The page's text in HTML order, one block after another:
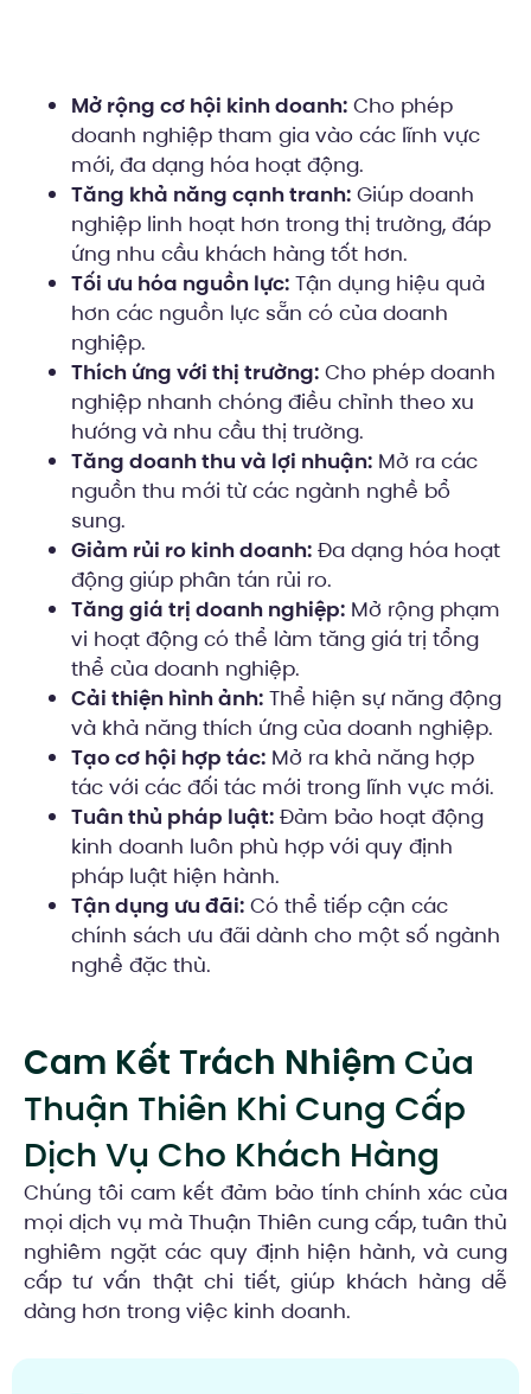
Mở rộng cơ hội kinh doanh: Cho phép
doanh nghiệp tham gia vào các lĩnh vực
mới, đa dạng hóa hoạt động.
Tăng khả năng cạnh tranh: Giúp doanh
nghiệp linh hoạt hơn trong thị trường, đáp
ứng nhu cầu khách hàng tốt hơn.
Tối ưu hóa nguồn lực: Tận dụng hiệu quả
hơn các nguồn lực sẵn có của doanh
nghiệp.
Thích ứng với thị trường: Cho phép doanh
nghiệp nhanh chóng điều chỉnh theo xu
hướng và nhu cầu thị trường.
Tăng doanh thu và lợi nhuận: Mở ra các
nguồn thu mới từ các ngành nghề bổ
sung.
Giảm rủi ro kinh doanh: Đa dạng hóa hoạt
động giúp phân tán rủi ro.
Tăng giá trị doanh nghiệp: Mở rộng phạm
vi hoạt động có thể làm tăng giá trị tổng
thể của doanh nghiệp.
Cải thiện hình ảnh: Thể hiện sự năng động
và khả năng thích ứng của doanh nghiệp.
Tạo cơ hội hợp tác: Mở ra khả năng hợp
tác với các đối tác mới trong lĩnh vực mới.
Tuân thủ pháp luật: Đảm bảo hoạt động
kinh doanh luôn phù hợp với quy định
pháp luật hiện hành.
Tận dụng ưu đãi: Có thể tiếp cận các
chính sách ưu đãi dành cho một số ngành
nghề đặc thù.
Cam Kết Trách Nhiệm Của
Thuận Thiên Khi Cung Cấp
Dịch Vụ Cho Khách Hàng
Chúng tôi cam kết đảm bảo tính chính xác của
mọi dịch vụ mà Thuận Thiên cung cấp, tuân thủ
nghiêm ngặt các quy định hiện hành, và cung
cấp tư vấn thật chi tiết, giúp khách hàng dễ
dàng hơn trong việc kinh doanh.